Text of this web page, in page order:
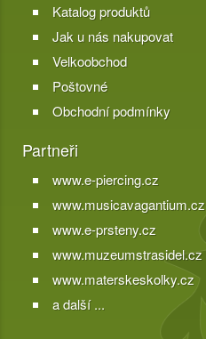
Katalog produktů
Jak u nás nakupovat
Velkoobchod
Poštovné
Obchodní podmínky
Partneři
www.e-piercing.cz
www.musicavagantium.cz
www.e-prsteny.cz
www.muzeumstrasidel.cz
www.materskeskolky.cz
a další ...